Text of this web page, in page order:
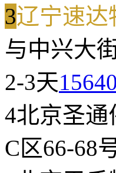
3辽宁速达
与中兴大
2-3天
4北京圣通
C区66-68